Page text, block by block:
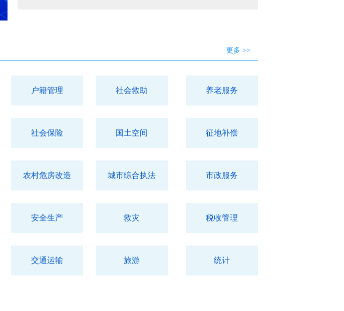
更多 >>
户籍管理 社会救助 养老服务
社会保险 国土空间 征地补偿
农村危房改造 城市综合执法 市政服务
安全生产 救灾 税收管理
交通运输 旅游 统计